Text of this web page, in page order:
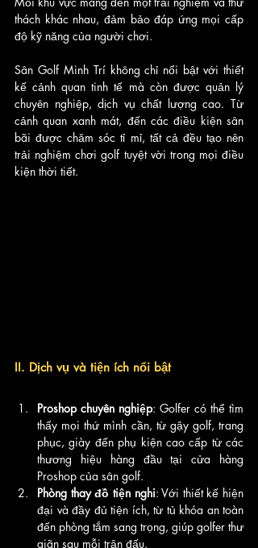
thách khác nhau, đảm bảo đáp ứng mọi cấp
độ kỹ năng của người chơi.
Sân Golf Minh Trí không chỉ nổi bật với thiết
kế cảnh quan tinh tế mà còn được quản lý
chuyên nghiệp, dịch vụ chất lượng cao. Từ
cảnh quan xanh mát, đến các điều kiện sân
bãi được chăm sóc tỉ mỉ, tất cả đều tạo nên
trải nghiệm chơi golf tuyệt vời trong mọi điều
kiện thời tiết.
II. Dịch vụ và tiện ích nổi bật
Proshop chuyên nghiệp: Golfer có thể tìm
thấy mọi thứ mình cần, từ gậy golf, trang
phục, giày đến phụ kiện cao cấp từ các
thương hiệu hàng đầu tại cửa hàng
Proshop của sân golf.
Phòng thay đồ tiện nghi: Với thiết kế hiện
đại và đầy đủ tiện ích, từ tủ khóa an toàn
đến phòng tắm sang trọng, giúp golfer thư
giãn sau mỗi trận đấu.